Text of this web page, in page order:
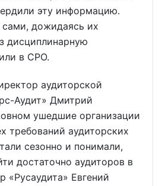
эту информацию.
дожидаясь их
дисциплинарную
в СРО.
аудиторской
Аудит» Дмитрий
ушедшие организации
требований аудиторских
сезонно и понимали,
достаточно аудиторов в
«Русаудита» Евгений